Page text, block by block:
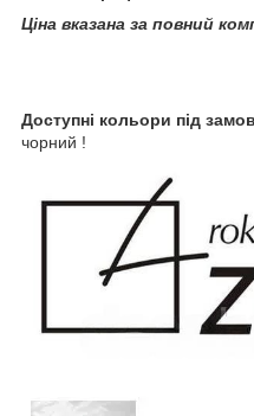
Ціна вказана за повний
Доступні кольори під
чорний !